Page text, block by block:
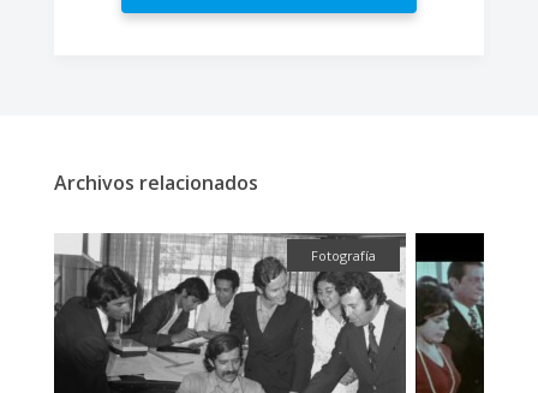
Archivos relacionados
Fotografía